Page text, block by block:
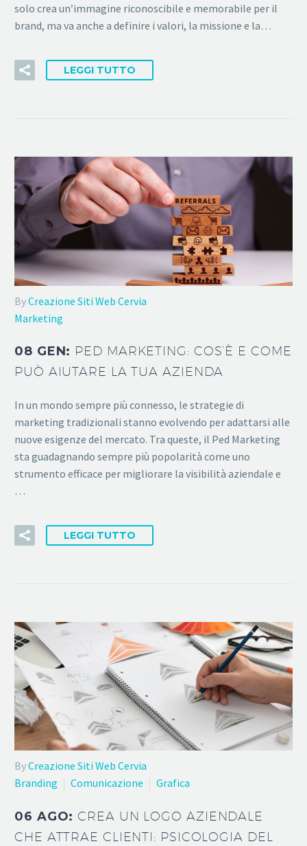
solo crea un’immagine riconoscibile e memorabile per il
brand, ma va anche a definire i valori, la missione e la…
LEGGI TUTTO
ByCreazione Siti Web Cervia
Marketing
08 GEN: PED MARKETING: COS’È E COME
PUÒ AIUTARE LA TUA AZIENDA
In un mondo sempre più connesso, le strategie di
marketing tradizionali stanno evolvendo per adattarsi alle
nuove esigenze del mercato. Tra queste, il Ped Marketing
sta guadagnando sempre più popolarità come uno
strumento efficace per migliorare la visibilità aziendale e
…
LEGGI TUTTO
ByCreazione Siti Web Cervia
Branding
Comunicazione Grafica
06 AGO:CREA UN LOGO AZIENDALE
CHE ATTRAE CLIENTI: PSICOLOGIA DEL